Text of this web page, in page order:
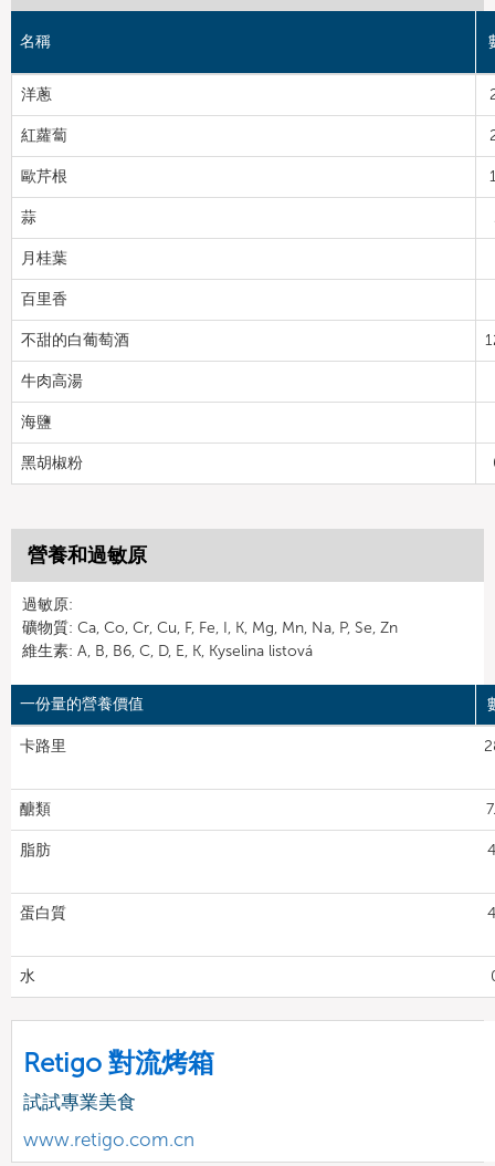
名稱
洋蔥
紅蘿蔔
歐芹根
蒜
月桂葉
百里香
不甜的白葡萄酒
牛肉高湯
海鹽
黑胡椒粉
營養和過敏原
過敏原:
礦物質: Ca, Co, Cr, Cu, F, Fe, I, K, Mg, Mn, Na, P, Se, Zn
維生素: A, B, B6, C, D, E, K, Kyselina listová
一份量的營養價值
卡路里
醣類
脂肪
蛋白質
水
Retigo 對流烤箱
試試專業美食
www.retigo.com.cn